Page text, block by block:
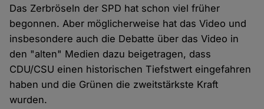
Das Zerbröseln der SPD hat schon viel früher
begonnen. Aber möglicherweise hat das Video und
insbesondere auch die Debatte über das Video in
den "alten" Medien dazu beigetragen, dass
CDU/CSU einen historischen Tiefstwert eingefahren
haben und die Grünen die zweitstärkste Kraft
wurden.